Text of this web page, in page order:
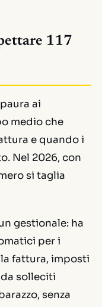
117
ai
medio che
e quando i
Nel 2026, con
si taglia
gestionale: ha
per i
fattura, imposti
solleciti
senza